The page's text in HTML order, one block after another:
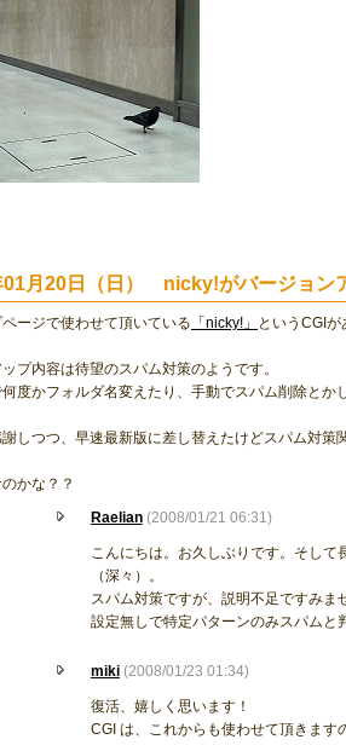
01月20日（日） nicky!がバージョン
ージで使わせて頂いている 「nicky!」 というCGI
プ内容は待望のスパム対策のようです。
度かフォルダ名変えたり、手動でスパム削除とか
しつつ、早速最新版に差し替えたけどスパム対策
かな？？
Raelian (2008/01/21 06:31)
こんにちは。お久しぶりです。そし
（深々）。
スパム対策ですが、説明不足ですみま
設定無しで特定パターンのみスパムと
miki (2008/01/23 01:34)
復活、嬉しく思います！
CGI は、これからも使わせて頂きます